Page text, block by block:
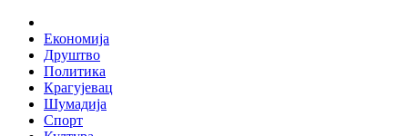
Skip
content
Економија
Друштво
Политика
Крагујевац
Шумадија
Спорт